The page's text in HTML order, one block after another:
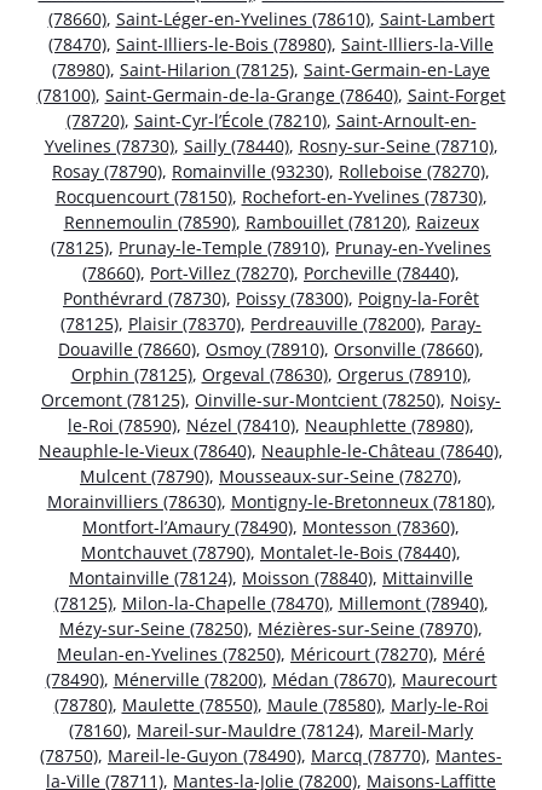
(78660), Saint-Léger-en-Yvelines (78610), Saint-Lambert
(78470), Saint-Illiers-le-Bois (78980), Saint-Illiers-la-Ville
(78980), Saint-Hilarion (78125), Saint-Germain-en-Laye
(78100), Saint-Germain-de-la-Grange (78640), Saint-Forget
(78720), Saint-Cyr-l’École (78210), Saint-Arnoult-en-
Yvelines (78730), Sailly (78440), Rosny-sur-Seine (78710),
Rosay (78790), Romainville (93230), Rolleboise (78270),
Rocquencourt (78150), Rochefort-en-Yvelines (78730),
Rennemoulin (78590), Rambouillet (78120), Raizeux
(78125), Prunay-le-Temple (78910), Prunay-en-Yvelines
(78660), Port-Villez (78270), Porcheville (78440),
Ponthévrard (78730), Poissy (78300), Poigny-la-Forêt
(78125), Plaisir (78370), Perdreauville (78200), Paray-
Douaville (78660), Osmoy (78910), Orsonville (78660),
Orphin (78125), Orgeval (78630), Orgerus (78910),
Orcemont (78125), Oinville-sur-Montcient (78250), Noisy-
le-Roi (78590), Nézel (78410), Neauphlette (78980),
Neauphle-le-Vieux (78640), Neauphle-le-Château (78640),
Mulcent (78790), Mousseaux-sur-Seine (78270),
Morainvilliers (78630), Montigny-le-Bretonneux (78180),
Montfort-l’Amaury (78490), Montesson (78360),
Montchauvet (78790), Montalet-le-Bois (78440),
Montainville (78124), Moisson (78840), Mittainville
(78125), Milon-la-Chapelle (78470), Millemont (78940),
Mézy-sur-Seine (78250), Mézières-sur-Seine (78970),
Meulan-en-Yvelines (78250), Méricourt (78270), Méré
(78490), Ménerville (78200), Médan (78670), Maurecourt
(78780), Maulette (78550), Maule (78580), Marly-le-Roi
(78160), Mareil-sur-Mauldre (78124), Mareil-Marly
(78750), Mareil-le-Guyon (78490), Marcq (78770), Mantes-
la-Ville (78711), Mantes-la-Jolie (78200), Maisons-Laffitte